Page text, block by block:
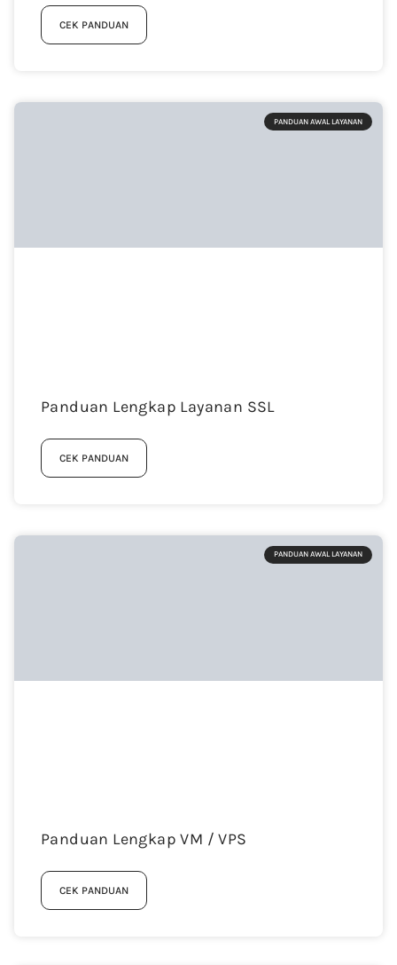
CEK PANDUAN
PANDUAN AWAL LAYANAN
Panduan Lengkap Layanan SSL
CEK PANDUAN
PANDUAN AWAL LAYANAN
Panduan Lengkap VM / VPS
CEK PANDUAN